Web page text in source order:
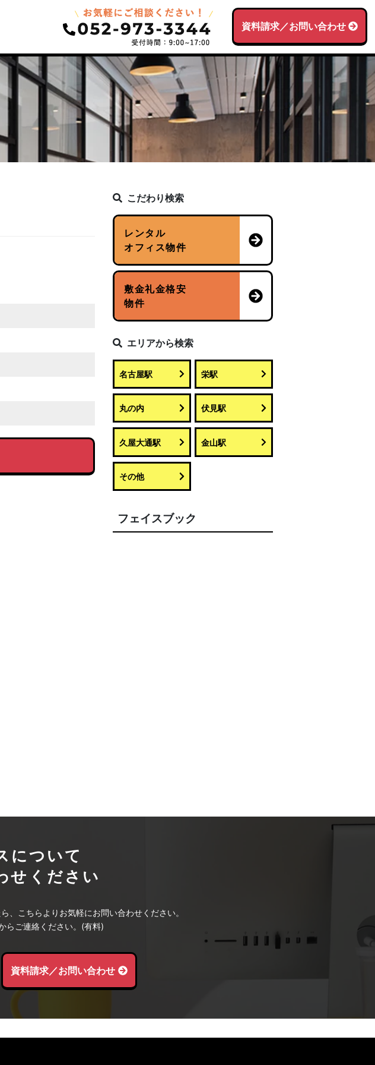
資料請求／お問い合わせ
こだわり検索
レンタル
オフィス物件
敷金礼金格安
物件
エリアから検索
名古屋駅 栄駅
丸の内 伏見駅
久屋大通駅 金山駅
その他
フェイスブック
について
せください
、こちらよりお気軽にお問い合わせください。
らご連絡ください。(有料)
資料請求／お問い合わせ